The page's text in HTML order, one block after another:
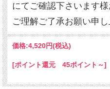
にてご確認下さいます様
ご理解ご了承お願い申
価格:4,520円(税込)
[ポイント還元 45ポイント～]